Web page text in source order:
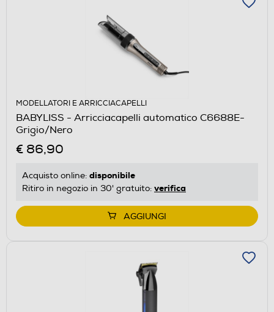
MODELLATORI E ARRICCIACAPELLI
BABYLISS - Arricciacapelli automatico C6688E-
Grigio/Nero
€ 86,90
Acquisto online: disponibile
Ritiro in negozio in 30' gratuito: verifica
AGGIUNGI